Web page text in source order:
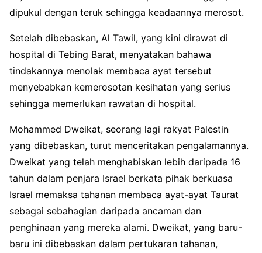
dipukul dengan teruk sehingga keadaannya merosot.
Setelah dibebaskan, Al Tawil, yang kini dirawat di
hospital di Tebing Barat, menyatakan bahawa
tindakannya menolak membaca ayat tersebut
menyebabkan kemerosotan kesihatan yang serius
sehingga memerlukan rawatan di hospital.
Mohammed Dweikat, seorang lagi rakyat Palestin
yang dibebaskan, turut menceritakan pengalamannya.
Dweikat yang telah menghabiskan lebih daripada 16
tahun dalam penjara Israel berkata pihak berkuasa
Israel memaksa tahanan membaca ayat-ayat Taurat
sebagai sebahagian daripada ancaman dan
penghinaan yang mereka alami. Dweikat, yang baru-
baru ini dibebaskan dalam pertukaran tahanan,